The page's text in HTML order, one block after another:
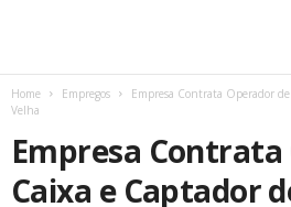
Home Empregos
Empresa Contrata Operador
Velha
Empresa
Caixa e Captador